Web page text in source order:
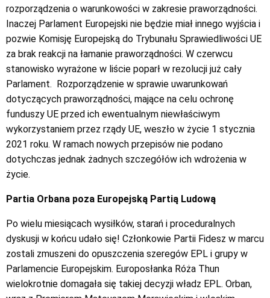
rozporządzenia o warunkowości w zakresie praworządności.
Inaczej Parlament Europejski nie będzie miał innego wyjścia i
pozwie Komisję Europejską do Trybunału Sprawiedliwości UE
za brak reakcji na łamanie praworządności. W czerwcu
stanowisko wyrażone w liście poparł w rezolucji już cały
Parlament. Rozporządzenie w sprawie uwarunkowań
dotyczących praworządności, mające na celu ochronę
funduszy UE przed ich ewentualnym niewłaściwym
wykorzystaniem przez rządy UE, weszło w życie 1 stycznia
2021 roku. W ramach nowych przepisów nie podano
dotychczas jednak żadnych szczegółów ich wdrożenia w
życie.
Partia Orbana poza Europejską Partią Ludową
Po wielu miesiącach wysiłków, starań i proceduralnych
dyskusji w końcu udało się! Członkowie Partii Fidesz w marcu
zostali zmuszeni do opuszczenia szeregów EPL i grupy w
Parlamencie Europejskim. Europosłanka Róża Thun
wielokrotnie domagała się takiej decyzji władz EPL. Orban,